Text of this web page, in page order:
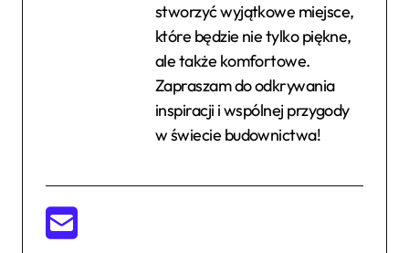
stworzyć wyjątkowe miejsce,
które będzie nie tylko piękne,
ale także komfortowe.
Zapraszam do odkrywania
inspiracji i wspólnej przygody
w świecie budownictwa!